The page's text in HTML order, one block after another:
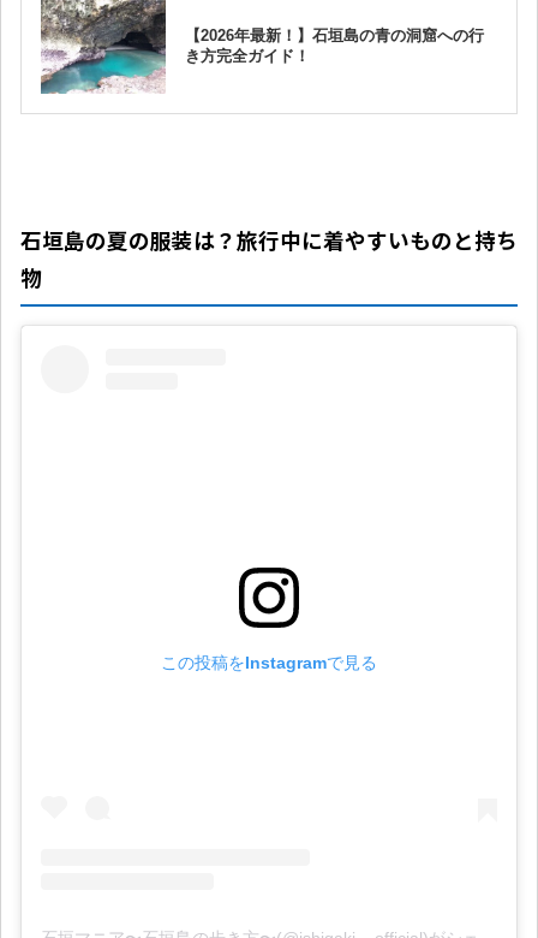
石垣島の夏の服装は？旅行中に着やすいものと持ち
物
この投稿をInstagramで見る